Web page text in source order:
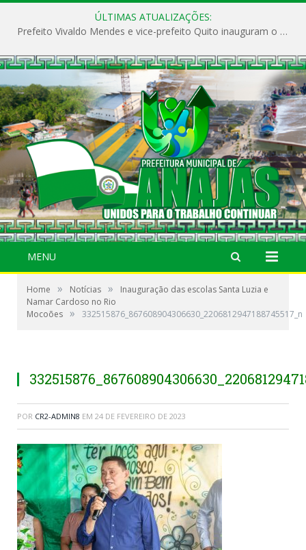
ÚLTIMAS ATUALIZAÇÕES:
Prefeito Vivaldo Mendes e vice-prefeito Quito inauguram o CAPS e fortalecem a saúde pública em Anajás.
MENU
Home » Notícias »
Inauguração das escolas Santa Luzia e
Namar Cardoso no Rio
Mocoões » 332515876_867608904306630_2206812947188745517_n
POR CR2-ADMIN8 EM 24 DE FEVEREIRO DE 2023